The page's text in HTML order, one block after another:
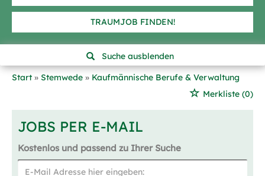
TRAUMJOB FINDEN!
Suche ausblenden
Start
Stemwede
Kaufmännische Berufe & Verwaltung
Merkliste (0)
JOBS PER E-MAIL
Kostenlos und passend zu Ihrer Suche